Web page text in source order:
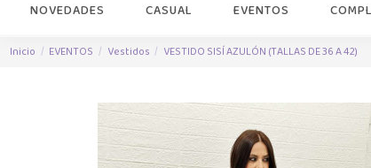
NOVEDADES CASUAL EVENTOS
Inicio EVENTOS Vestidos VESTIDO SISÍ AZULÓN (TALLAS DE 36 A 42)